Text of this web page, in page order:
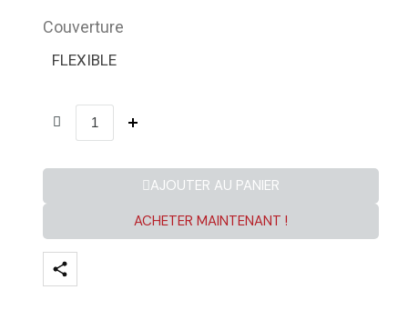
Couverture
FLEXIBLE
AJOUTER AU PANIER
ACHETER MAINTENANT !